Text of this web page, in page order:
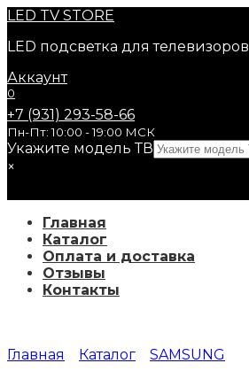
Перейти
содержанию
LED TV STORE
LED подсветка для телевизоров
Аккаунт
0
+7 (931) 293-58-66
Пн-Пт: 10:00 - 19:00 МСК
Укажите модель ТВ
×
Главная
Каталог
Оплата и доставка
Отзывы
Контакты
Главная Каталог SAMSUNG